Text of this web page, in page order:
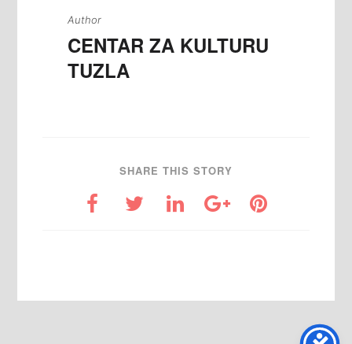
Author
CENTAR ZA KULTURU
TUZLA
SHARE THIS STORY